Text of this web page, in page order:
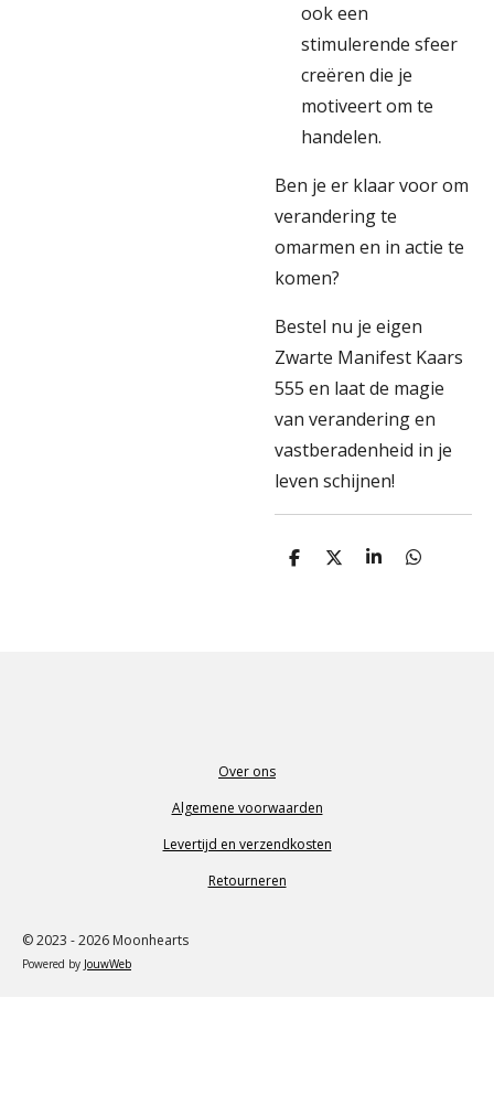
ook een
stimulerende sfeer
creëren die je
motiveert om te
handelen.
Ben je er klaar voor om
verandering te
omarmen en in actie te
komen?
Bestel nu je eigen
Zwarte Manifest Kaars
555 en laat de magie
van verandering en
vastberadenheid in je
leven schijnen!
D
D
S
D
Over ons
Algemene voorwaarden
Levertijd en verzendkosten
Retourneren
© 2023 - 2026 Moonhearts
Powered by JouwWeb